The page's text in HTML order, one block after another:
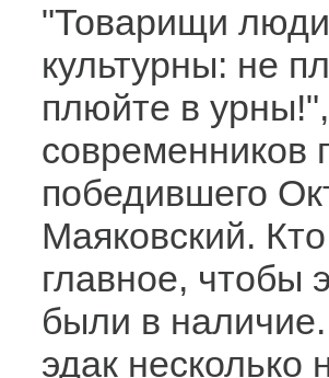
"Товарищи
культурны: не
плюйте в
современников
победившего
Маяковский.
главное, чтобы
были в
эдак несколько